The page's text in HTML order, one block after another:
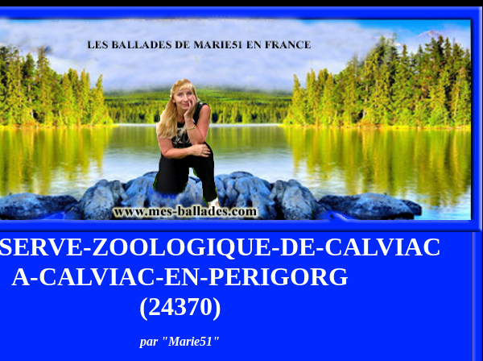
ZOOLOGIQUE-DE-CALVIAC
A-CALVIAC-EN-PERIGORG
(24370)
par "Marie51"